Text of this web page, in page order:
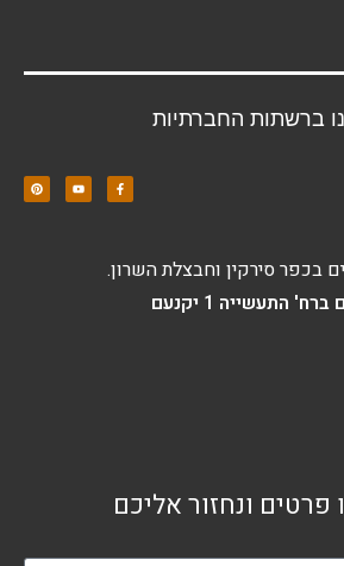
ברשתות החברתיות
בכפר סירקין וחבצלת השרון.
התעשייה 1 יקנעם
פרטים ונחזור אליכם